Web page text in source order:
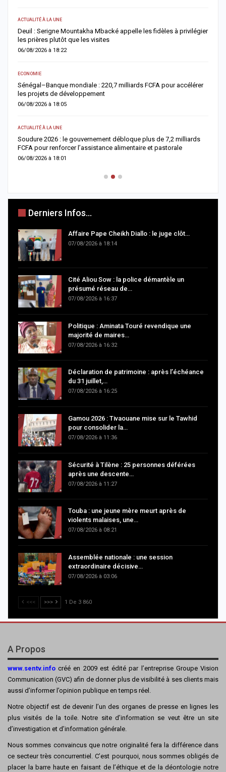
ECONOMIE
La Banque mondiale réaffirme sa confiance au Sénégal avec un
important soutien budgétaire et financier
05/08/2026 à 18:45
ACTUALITÉ À LA UNE
Offense au chef de l’État : trois chroniqueurs de Feeñal Digital
condamnés à des peines de prison ferme
05/08/2026 à 16:13
ACTUALITÉ À LA UNE
Respect de la dignité des détenus : le ministère de la Justice
réforme les méthodes de fouille
05/08/2026 à 13:23
Derniers Infos...
Affaire Pape Cheikh Diallo : le juge clôt…
07/08/2026 à 18:14
Cité Aliou Sow : la police démantèle un
présumé réseau de…
07/08/2026 à 16:37
Politique : Aminata Touré revendique une
majorité de maires…
07/08/2026 à 16:32
Déclaration de patrimoine : après l’échéance
du 31 juillet,…
07/08/2026 à 16:25
Gamou 2026 : Tivaouane mise sur le Tawhid
pour consolider la…
07/08/2026 à 11:36
Sécurité à Tilène : 25 personnes déférées
après une descente…
07/08/2026 à 11:27
Touba : une jeune mère meurt après de
violents malaises, une…
07/08/2026 à 08:21
Assemblée nationale : une session
extraordinaire décisive…
07/08/2026 à 03:06
<<< >>> 1 De 3 860
A Propos
www.sentv.info créé en 2009 est édité par l’entreprise Groupe Vision
Communication (GVC) afin de donner plus de visibilité à ses clients mais
aussi d’informer l’opinion publique en temps réel.
Notre objectif est de devenir l’un des organes de presse en lignes les
plus visités de la toile. Notre site d’information se veut être un site
d’investigation et d’information générale.
Nous sommes convaincus que notre originalité fera la différence dans
ce secteur très concurrentiel. C’est pourquoi, nous sommes obligés de
placer la barre haute en faisant de l’éthique et de la déontologie notre